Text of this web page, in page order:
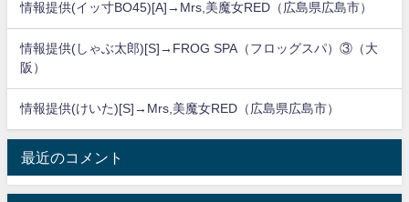
情報提供(イッ寸BO45)[A]→Mrs,美魔女RED（広島県広島市）
情報提供(しゃぶ太郎)[S]→FROG SPA（フロッグスパ）③（大
阪）
情報提供(けいた)[S]→Mrs,美魔女RED（広島県広島市）
最近のコメント